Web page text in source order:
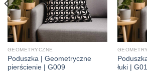
GEOMETRYCZNE
Poduszka | Geometryczne
pierścienie | G009
łuki |